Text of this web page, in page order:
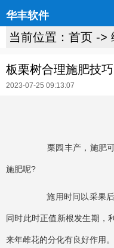
华丰软件
当前位置： 首页 ->
板栗树合理施肥技巧
2023-07-25 09:13:07
栗园丰产，施肥可
施肥呢?
施用时间以采果后
同时此时正值新根发生期，
来年雌花的分化有良好作用。